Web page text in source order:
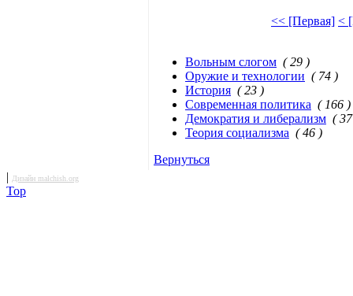
<< [Первая] <
Вольным слогом ( 29 )
Оружие и технологии ( 74 )
История ( 23 )
Современная политика ( 166 )
Демократия и либерализм (
Теория социализма ( 46 )
Вернуться
| Дизайн malchish.org
Top